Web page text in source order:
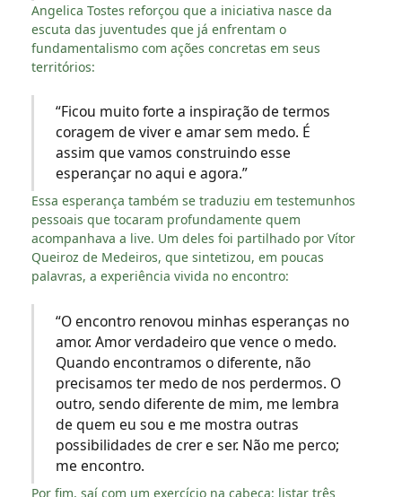
Angelica Tostes reforçou que a iniciativa nasce da
escuta das juventudes que já enfrentam o
fundamentalismo com ações concretas em seus
territórios:
“Ficou muito forte a inspiração de termos
coragem de viver e amar sem medo. É
assim que vamos construindo esse
esperançar no aqui e agora.”
Essa esperança também se traduziu em testemunhos
pessoais que tocaram profundamente quem
acompanhava a live. Um deles foi partilhado por Vítor
Queiroz de Medeiros, que sintetizou, em poucas
palavras, a experiência vivida no encontro:
“O encontro renovou minhas esperanças no
amor. Amor verdadeiro que vence o medo.
Quando encontramos o diferente, não
precisamos ter medo de nos perdermos. O
outro, sendo diferente de mim, me lembra
de quem eu sou e me mostra outras
possibilidades de crer e ser. Não me perco;
me encontro.
Por fim, saí com um exercício na cabeça: listar três